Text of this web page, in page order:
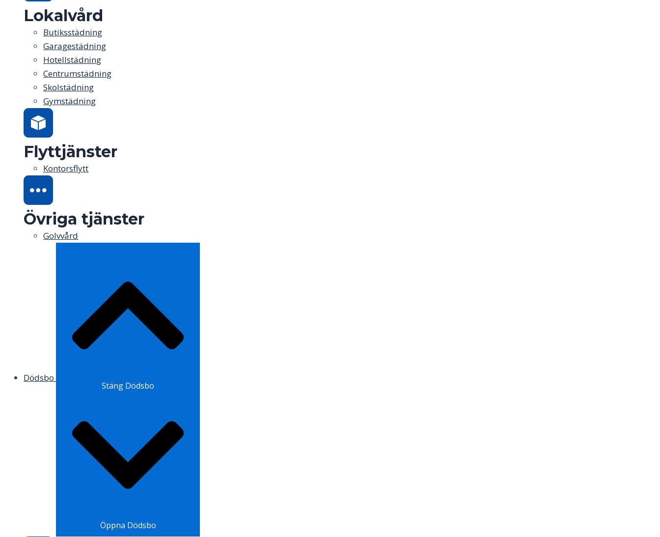
Lokalvård
Butiksstädning
Garagestädning
Hotellstädning
Centrumstädning
Skolstädning
Gymstädning
Flyttjänster
Kontorsflytt
Övriga tjänster
Golvvård
Dödsbo
Stäng Dödsbo
Öppna Dödsbo